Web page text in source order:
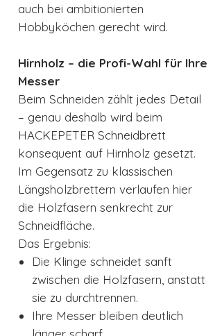
auch bei ambitionierten
Hobbyköchen gerecht wird.
Hirnholz – die Profi-Wahl für Ihre
Messer
Beim Schneiden zählt jedes Detail
– genau deshalb wird beim
HACKEPETER Schneidbrett
konsequent auf Hirnholz gesetzt.
Im Gegensatz zu klassischen
Längsholzbrettern verlaufen hier
die Holzfasern senkrecht zur
Schneidfläche.
Das Ergebnis:
Die Klinge schneidet sanft
zwischen die Holzfasern, anstatt
sie zu durchtrennen.
Ihre Messer bleiben deutlich